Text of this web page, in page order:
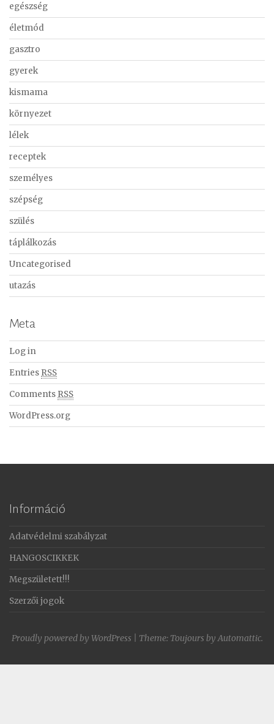
egészség
életmód
gasztro
gyerek
kismama
környezet
lélek
receptek
személyes
szépség
szülés
táplálkozás
Uncategorised
utazás
Meta
Log in
Entries RSS
Comments RSS
WordPress.org
Információ
Adatvédelmi szabályzat
HANGOSCIKKEK
Megszületett!!!
Szerzői jogok
Proudly powered by WordPress Theme: Toujours byAutomattic.